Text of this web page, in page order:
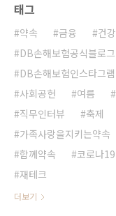
태그
약속 금융 건강
DB손해보험공식블로그
DB손해보험인스타그램
사회공헌
여름
직무인터뷰
축제
가족사랑을지키는약속
함께약속
코로나19
재테크
더보기